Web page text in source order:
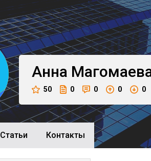
Анна
50 0 0 0 0
Cтатьи Контакты